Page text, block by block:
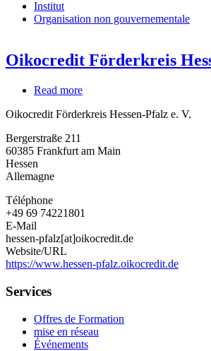
Institut
Organisation non gouvernementale
Oikocredit Förderkreis
Read more
Förderkreis
e.
Oikocredit Förderkreis Hessen-Pfalz e. V.
Bergerstraße 211
60385 Frankfurt am Main
Hessen
Allemagne
Téléphone
+49 69 74221801
E-Mail
hessen-pfalz[at]oikocredit.de
Website/URL
https://www.hessen-pfalz.oikocredit.de
Services
Offres de Formation
mise en réseau
Événements